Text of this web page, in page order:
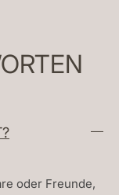
oder Freunde,